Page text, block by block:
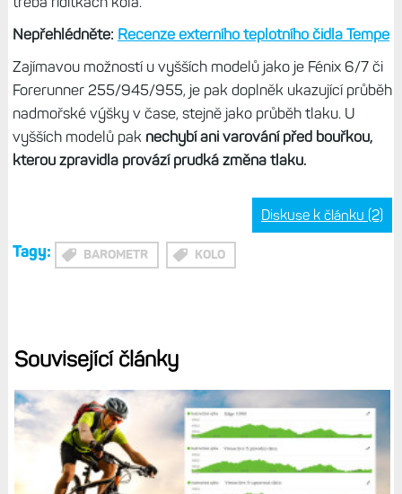
Nepřehlédněte: Recenze externího teplotního čidla Tempe
Zajímavou možností u vyšších modelů jako je Fénix 6/7 či
Forerunner 255/945/955, je pak doplněk ukazující průběh
nadmořské výšky v čase, stejně jako průběh tlaku. U
vyšších modelů pak nechybí ani varování před bouřkou,
kterou zpravidla provází prudká změna tlaku.
Diskuse k článku (2)
Tagy: BAROMETR KOLO
Související články